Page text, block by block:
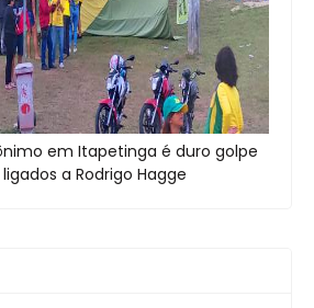
em Itapetinga é duro golpe
a Rodrigo Hagge